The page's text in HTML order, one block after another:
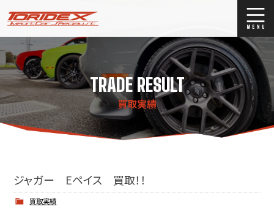
ブログ
Stock list
ストックリスト
買取
TRADE RESULT
買取実績
ジャガー Eペイス 買取！！
買取実績